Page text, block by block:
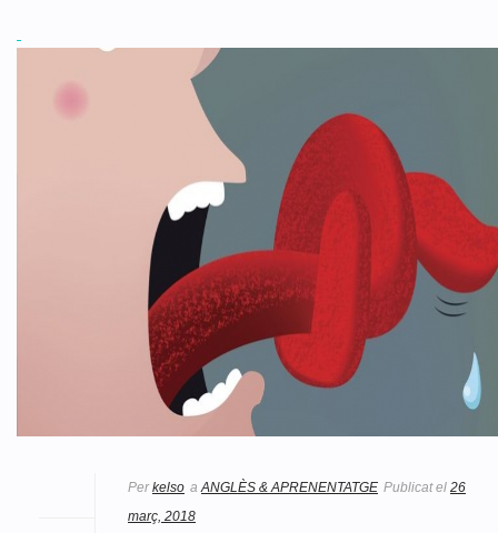
Per kelso a ANGLÈS & APRENENTATGE Publicat el 26
març, 2018